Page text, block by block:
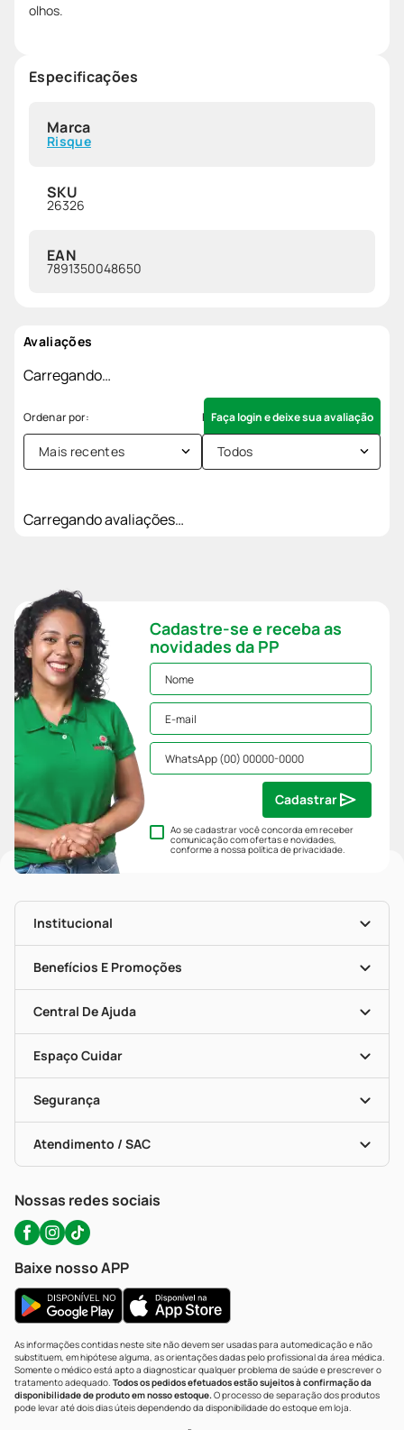
olhos.
Especificações
Marca
Risque
SKU
26326
EAN
7891350048650
Avaliações
Carregando…
Faça login e deixe sua avaliação
Mais recentes Todos
Carregando avaliações…
Cadastre-se e receba as
novidades da PP
Ao se cadastrar você concorda em receber
comunicação com ofertas e novidades,
conforme a nossapolítica de privacidade.
Cadastrar
Institucional
História
Nossas Lojas
Mapa De Categorias
Blog Da PP
Seja Uma Loja Parceira
Benefícios E Promoções
Clube PP
Convênios
Programa Popular Do Brasil
Encarte De Ofertas
Dermaclub
Descontos De Laboratório (PBM)
Cupons E Ofertas
Central De Ajuda
Entrega
Recompra Programada
Compras Com Receita
Alomed (tele-Entrega)
Formas De Pagamento
Troca E Devolução
Bulas De A A Z
Políticas De Marketplace
Espaço Cuidar
Vacinas
Serviços Farmacêuticos
Testes Rápidos
Autoteste Covid-19
Segurança
Certificado De Segurança
Portal Da Privacidade
Atendimento / SAC
WhatsApp (47) 9202-1687
Nossas redes sociais
Baixe nosso APP
As informações contidas neste site não devem ser usadas para automedicação e não
substituem, em hipótese alguma, as orientações dadas pelo profissional da área médica.
Somente o médico está apto a diagnosticar qualquer problema de saúde e prescrever o
tratamento adequado. Todos os pedidos efetuados estão sujeitos à confirmação da
disponibilidade de produto em nosso estoque.O processo de separação dos produtos
pode levar até dois dias úteis dependendo da disponibilidade do estoque em loja.